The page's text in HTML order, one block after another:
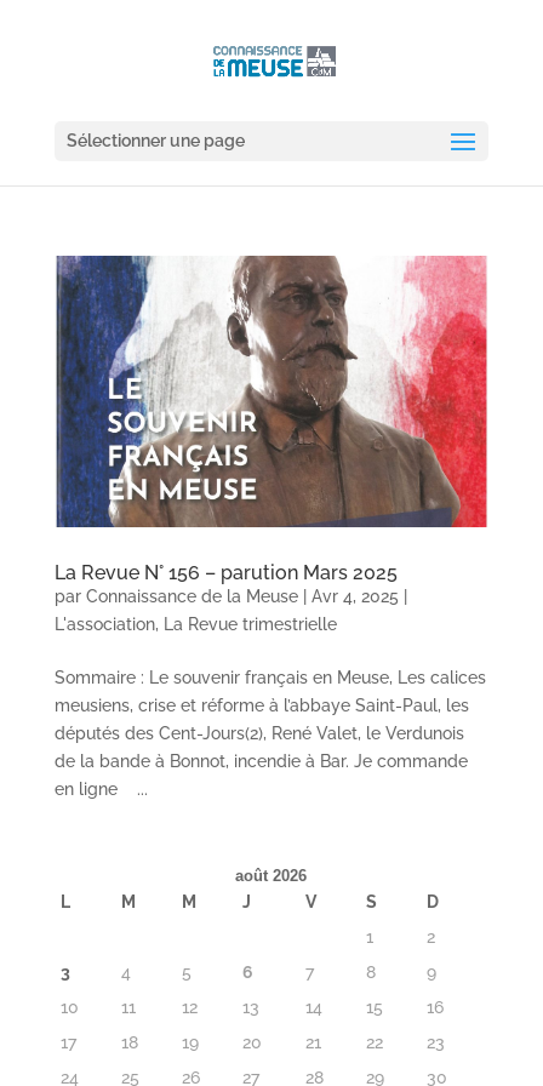
Sélectionner une page
La Revue N° 156 – parution Mars 2025
par Connaissance de la Meuse| Avr 4, 2025
L'association, La Revue trimestrielle
Sommaire : Le souvenir français en Meuse, Les calices
meusiens, crise et réforme à l’abbaye Saint-Paul, les
députés des Cent-Jours(2), René Valet, le Verdunois
de la bande à Bonnot, incendie à Bar. Je commande
en ligne ...
août 2026
L M M J V S
D
1
2
3
4 5 6 7 8
9
10
11 12 13 14 15
16
17
18 19 20 21 22
23
24
25 26 27 28 29 30